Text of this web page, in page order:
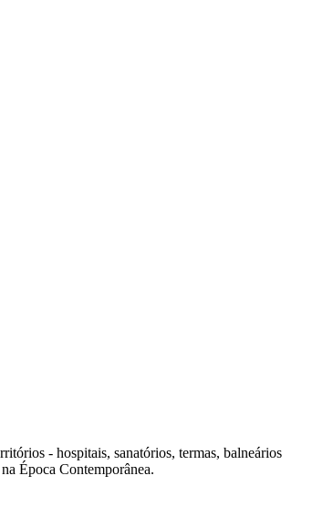
- hospitais, sanatórios, termas, balneários
Época Contemporânea.